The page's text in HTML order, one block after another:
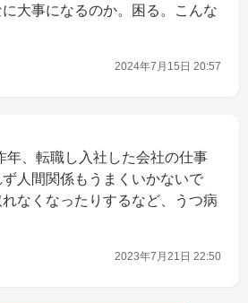
大事になるのか。困る。こんな
2024年7月15日 20:57
年、転職し入社した会社の仕事
人間関係もうまくいかないで
なくなったりするなど、うつ病
2023年7月21日 22:50